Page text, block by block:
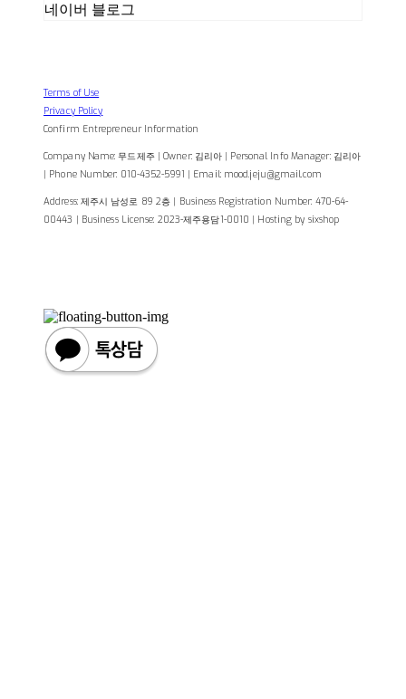
네이버 블로그
Terms of Use
Privacy Policy
Confirm Entrepreneur Information
Company Name: 무드제주 | Owner: 김리아 | Personal Info Manager: 김리아
| Phone Number: 010-4352-5991 | Email: mood.jeju@gmail.com
Address: 제주시 남성로 89 2층 | Business Registration Number: 470-64-
00443 | Business License: 2023-제주용담1-0010 | Hosting by sixshop